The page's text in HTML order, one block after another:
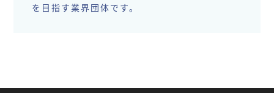
を目指す業界団体です。